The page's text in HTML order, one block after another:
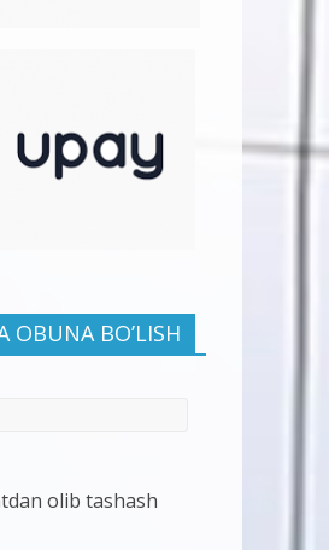
OBUNA BO’LISH
olib tashash